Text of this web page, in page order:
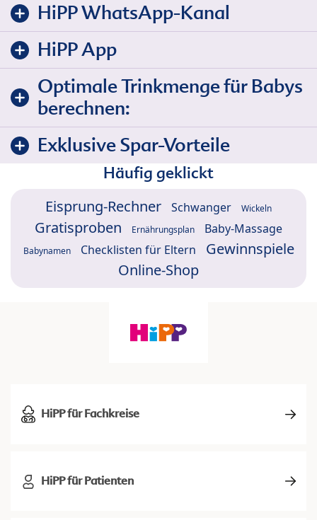
HiPP WhatsApp-Kanal
HiPP App
Optimale Trinkmenge für Babys
berechnen:
Exklusive Spar-Vorteile
Häufig geklickt
Eisprung-Rechner Schwanger Wickeln
Gratisproben Ernährungsplan Baby-Massage
Babynamen Checklisten für Eltern
Gewinnspiele
Online-Shop
HiPP für Fachkreise
HiPP für Patienten